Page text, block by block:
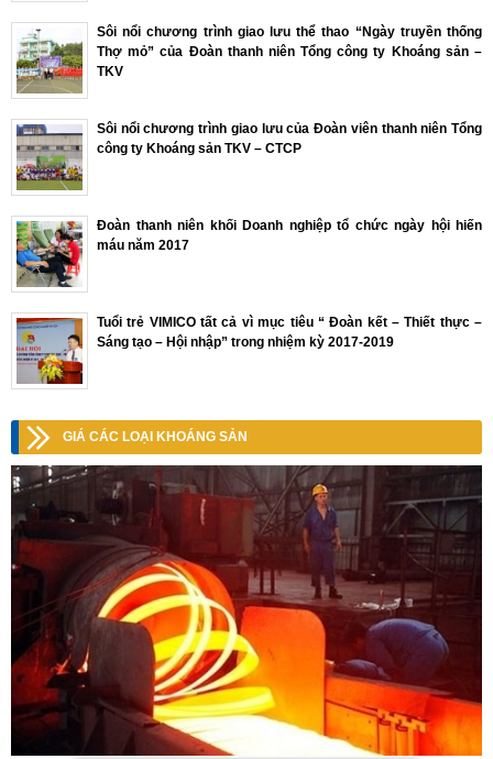
Sôi nổi chương trình giao lưu thể thao “Ngày truyền thống
Thợ mỏ” của Đoàn thanh niên Tổng công ty Khoáng sản –
TKV
Sôi nổi chương trình giao lưu của Đoàn viên thanh niên Tổng
công ty Khoáng sản TKV – CTCP
Đoàn thanh niên khối Doanh nghiệp tổ chức ngày hội hiến
máu năm 2017
Tuổi trẻ VIMICO tất cả vì mục tiêu “ Đoàn kết – Thiết thực –
Sáng tạo – Hội nhập” trong nhiệm kỳ 2017-2019
GIÁ CÁC LOẠI KHOÁNG SẢN